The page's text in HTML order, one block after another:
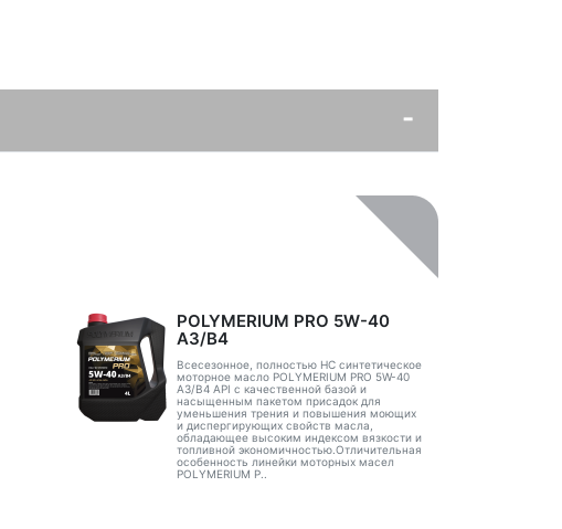
POLYMERIUM PRO 5W-40
A3/B4
Всесезонное, полностью HC синтетическое
моторное масло POLYMERIUM PRO 5W-40
A3/B4 API с качественной базой и
насыщенным пакетом присадок для
уменьшения трения и повышения моющих
и диспергирующих свойств масла,
обладающее высоким индексом вязкости и
топливной экономичностью.Отличительная
особенность линейки моторных масел
POLYMERIUM P..